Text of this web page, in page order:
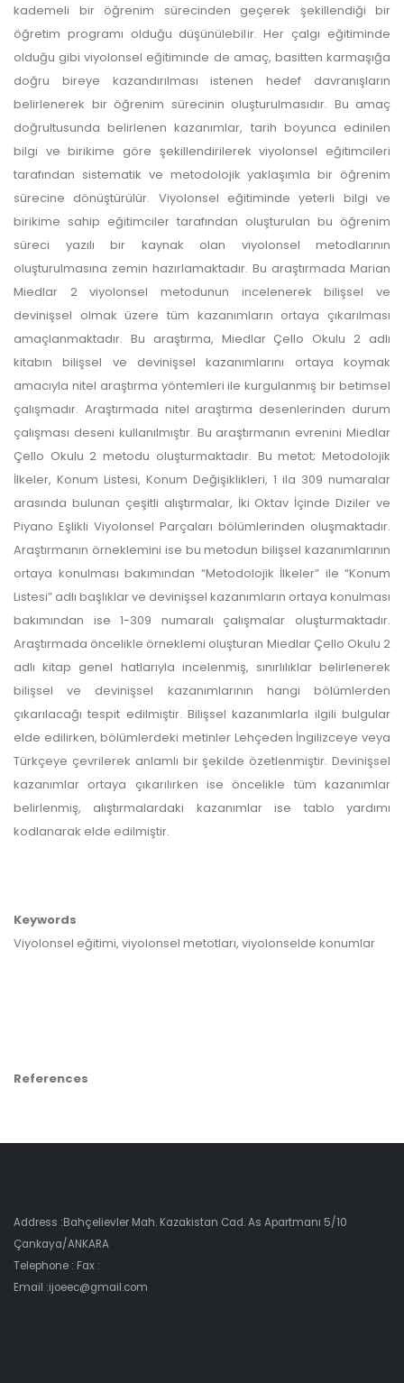
kademeli bir öğrenim sürecinden geçerek şekillendiği bir
öğretim programı olduğu düşünülebilir. Her çalgı eğitiminde
olduğu gibi viyolonsel eğitiminde de amaç, basitten karmaşığa
doğru bireye kazandırılması istenen hedef davranışların
belirlenerek bir öğrenim sürecinin oluşturulmasıdır. Bu amaç
doğrultusunda belirlenen kazanımlar, tarih boyunca edinilen
bilgi ve birikime göre şekillendirilerek viyolonsel eğitimcileri
tarafından sistematik ve metodolojik yaklaşımla bir öğrenim
sürecine dönüştürülür. Viyolonsel eğitiminde yeterli bilgi ve
birikime sahip eğitimciler tarafından oluşturulan bu öğrenim
süreci yazılı bir kaynak olan viyolonsel metodlarının
oluşturulmasına zemin hazırlamaktadır. Bu araştırmada Marian
Miedlar 2 viyolonsel metodunun incelenerek bilişsel ve
devinişsel olmak üzere tüm kazanımların ortaya çıkarılması
amaçlanmaktadır. Bu araştırma, Miedlar Çello Okulu 2 adlı
kitabın bilişsel ve devinişsel kazanımlarını ortaya koymak
amacıyla nitel araştırma yöntemleri ile kurgulanmış bir betimsel
çalışmadır. Araştırmada nitel araştırma desenlerinden durum
çalışması deseni kullanılmıştır. Bu araştırmanın evrenini Miedlar
Çello Okulu 2 metodu oluşturmaktadır. Bu metot; Metodolojik
İlkeler, Konum Listesi, Konum Değişiklikleri, 1 ila 309 numaralar
arasında bulunan çeşitli alıştırmalar, İki Oktav İçinde Diziler ve
Piyano Eşlikli Viyolonsel Parçaları bölümlerinden oluşmaktadır.
Araştırmanın örneklemini ise bu metodun bilişsel kazanımlarının
ortaya konulması bakımından “Metodolojik İlkeler” ile “Konum
Listesi” adlı başlıklar ve devinişsel kazanımların ortaya konulması
bakımından ise 1-309 numaralı çalışmalar oluşturmaktadır.
Araştırmada öncelikle örneklemi oluşturan Miedlar Çello Okulu 2
adlı kitap genel hatlarıyla incelenmiş, sınırlılıklar belirlenerek
bilişsel ve devinişsel kazanımlarının hangi bölümlerden
çıkarılacağı tespit edilmiştir. Bilişsel kazanımlarla ilgili bulgular
elde edilirken, bölümlerdeki metinler Lehçeden İngilizceye veya
Türkçeye çevrilerek anlamlı bir şekilde özetlenmiştir. Devinişsel
kazanımlar ortaya çıkarılırken ise öncelikle tüm kazanımlar
belirlenmiş, alıştırmalardaki kazanımlar ise tablo yardımı
kodlanarak elde edilmiştir.
Keywords
Viyolonsel eğitimi, viyolonsel metotları, viyolonselde konumlar
References
Address :Bahçelievler Mah. Kazakistan Cad. As Apartmanı 5/10
Çankaya/ANKARA
Telephone : Fax :
Email :ijoeec@gmail.com